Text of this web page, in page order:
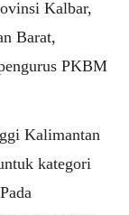
Kalbar,
Barat,
PKBM
Kalimantan
kategori